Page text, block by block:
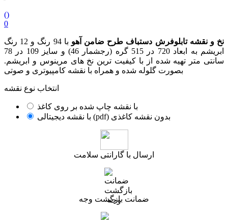
()
0
نخ و نقشه تابلوفرش دستباف طرح ضامن آهو
با 94 رنگ و 12 رنگ
ابریشم به ابعاد 720 در 515 گره (رجشمار 46) و سایز 109 در 78
سانتی متر تهیه شده از با کیفیت ترین نخ های مرینوس و ابریشم.
بصورت گلوله شده و همراه با نقشه کامپیوتری و صوتی
انتخاب نوع نقشه
با نقشه چاپ شده بر روی کاغذ
با نقشه دیجیتالی (pdf) بدون نقشه کاغذی
ارسال با گارانتی سلامت
ضمانت بازگشت وجه